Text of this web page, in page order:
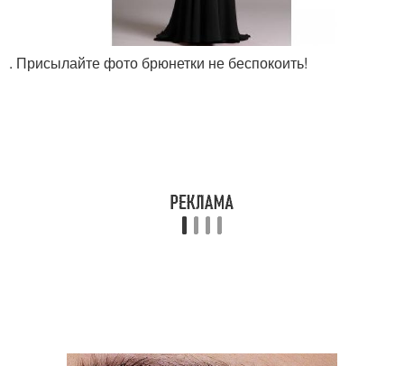
. Присылайте фото брюнетки не беспокоить!